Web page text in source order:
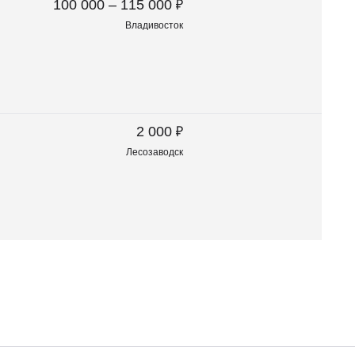
100 000 – 115 000 ₽
Владивосток
2 000 ₽
Лесозаводск